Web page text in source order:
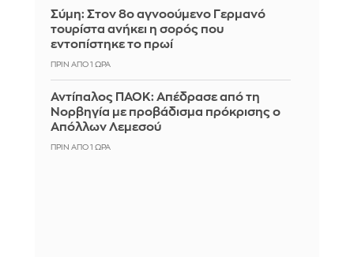
Σύμη: Στον 8ο αγνοούμενο Γερμανό
τουρίστα ανήκει η σορός που
εντοπίστηκε το πρωί
ΠΡΙΝ ΑΠΌ 1 ΏΡΑ
Αντίπαλος ΠΑΟΚ: Απέδρασε από τη
Νορβηγία με προβάδισμα πρόκρισης ο
Απόλλων Λεμεσού
ΠΡΙΝ ΑΠΌ 1 ΏΡΑ